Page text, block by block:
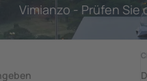
Vimianzo - Prüfen